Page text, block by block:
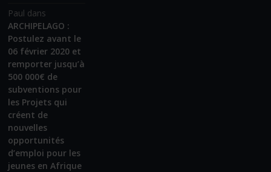
Paul dans
ARCHIPELAGO :
Postulez avant le
06 février 2020 et
remporter jusqu’à
500 000€ de
subventions pour
les Projets qui
créent de
nouvelles
opportunités
d’emploi pour les
jeunes en Afrique